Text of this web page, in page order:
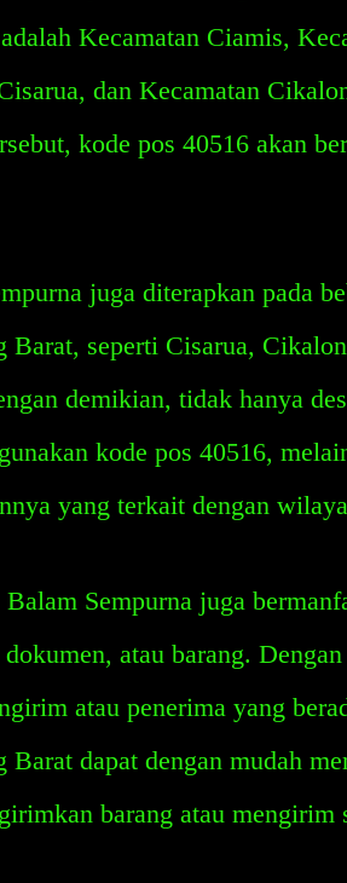
Kecamatan Ciamis,
dan Kecamatan
kode pos 40516 akan
juga diterapkan pada
Barat, seperti Cisarua,
demikian, tidak hanya
kode pos 40516,
yang terkait dengan
Sempurna juga
atau barang.
atau penerima yang
Barat dapat dengan mudah
barang atau mengirim